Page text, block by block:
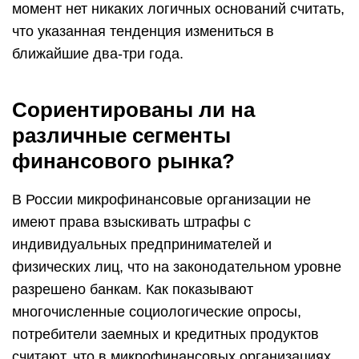
момент нет никаких логичных оснований считать,
что указанная тенденция измениться в
ближайшие два-три года.
Сориентированы ли на
различные сегменты
финансового рынка?
В России микрофинансовые организации не
имеют права взыскивать штрафы с
индивидуальных предпринимателей и
физических лиц, что на законодательном уровне
разрешено банкам. Как показывают
многочисленные социологические опросы,
потребители заемных и кредитных продуктов